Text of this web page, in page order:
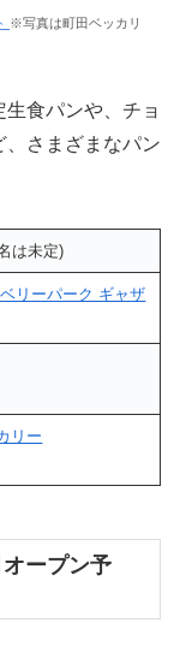
※写真は町田ベッカリ
食パンや、チョ
、さまざまなパン
は未定)
リーパーク ギャザ
リー
オープン予